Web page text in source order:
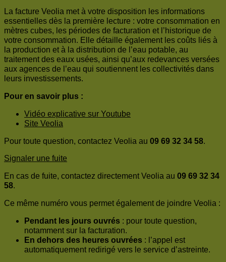
La facture Veolia met à votre disposition les informations
essentielles dès la première lecture : votre consommation en
mètres cubes, les périodes de facturation et l’historique de
votre consommation. Elle détaille également les coûts liés à
la production et à la distribution de l’eau potable, au
traitement des eaux usées, ainsi qu’aux redevances versées
aux agences de l’eau qui soutiennent les collectivités dans
leurs investissements.
Pour en savoir plus :
Vidéo explicative sur Youtube
Site Veolia
Pour toute question, contactez Veolia au 09 69 32 34 58.
Signaler une fuite
En cas de fuite, contactez directement Veolia au 09 69 32 34
58.
Ce même numéro vous permet également de joindre Veolia :
Pendant les jours ouvrés : pour toute question,
notamment sur la facturation.
En dehors des heures ouvrées : l’appel est
automatiquement redirigé vers le service d’astreinte.